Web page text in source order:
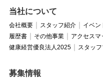
当社について
会社概要 スタッフ紹介 イベン
履歴書
その他事業 アクセスマ
健康経営優良法人2025
スタッ
募集情報